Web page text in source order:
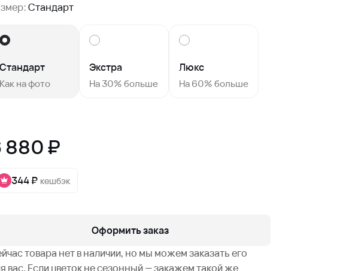
Стандарт
Стандарт
Как на фото
Экстра
На 30% больше
Люкс
На 60% больше
880 ₽
344 ₽ кешбэк
Оформить заказ
товара нет в наличии, но мы можем заказать его
вас. Если цветок не сезонный — закажем такой же